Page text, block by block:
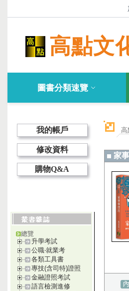
高點文
圖書分類速覽
我的帳戶
修改資料
購物Q&A
總覽
升學考試
公職‧就業考
各類工具書
專技(含司特)證照
金融證照考試
語言檢測進修
高
家